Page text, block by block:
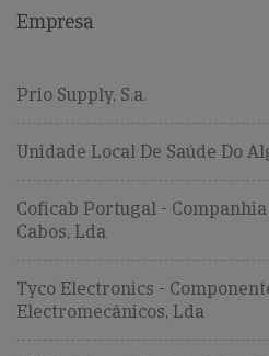
Empresa
Prio Supply, S.a.
Unidade Local De Saúde Do
Coficab Portugal - Companhia
Cabos, Lda
Tyco Electronics -
Electromecânicos, Lda